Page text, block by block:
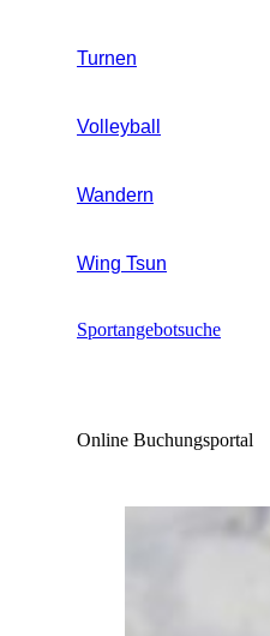
Turnen
Volleyball
Wandern
Wing Tsun
Sportangebotsuche
Online Buchungsportal